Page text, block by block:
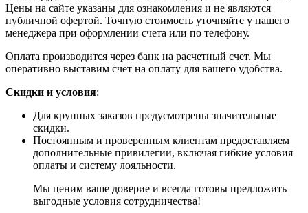
Цены на сайте указаны для ознакомления и не являются
публичной офертой. Точную стоимость уточняйте у нашего
менеджера при оформлении счета или по телефону.
Оплата производится через банк на расчетный счет. Мы
оперативно выставим счет на оплату для вашего удобства.
Скидки и условия:
Для крупных заказов предусмотрены значительные
скидки.
Постоянным и проверенным клиентам предоставляем
дополнительные привилегии, включая гибкие условия
оплаты и систему лояльности.
Мы ценим ваше доверие и всегда готовы предложить
выгодные условия сотрудничества!